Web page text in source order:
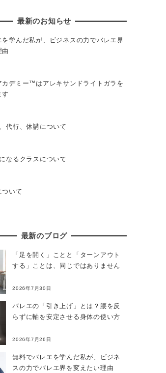
最新のお知らせ
学んだ私が、ビジネスの力でバレエ界
由
カデミー™はアレキサンドライトガラを
す
代行、休講について
なるクラスについて
ついて
最新のブログ
「足を開く」ことと「ターンアウト
する」ことは、同じではありません
2026年7月30日
バレエの「引き上げ」とは？腰を反
らずに軸を安定させる身体の使い方
2026年7月26日
無料でバレエを学んだ私が、ビジネ
スの力でバレエ界を変えたい理由